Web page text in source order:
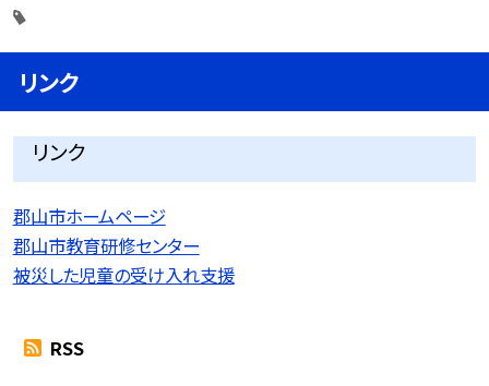
リンク
リンク
郡山市ホームページ
郡山市教育研修センター
被災した児童の受け入れ支援
RSS